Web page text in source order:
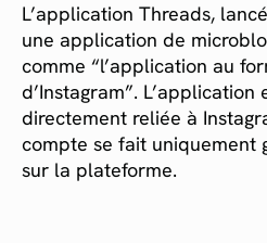
L’application Threads,
une application de
comme “l’application au
d’Instagram”. L’application
directement reliée à
compte se fait uniquement
sur la plateforme.